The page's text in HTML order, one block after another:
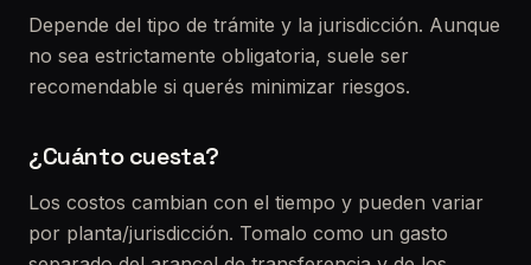
Depende del tipo de trámite y la jurisdicción. Aunque
no sea estrictamente obligatoria, suele ser
recomendable si querés minimizar riesgos.
¿Cuánto cuesta?
Los costos cambian con el tiempo y pueden variar
por planta/jurisdicción. Tomalo como un gasto